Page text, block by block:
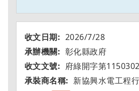
2026/7/28
彰化縣政府
府綠開字第
新協興水電工程行